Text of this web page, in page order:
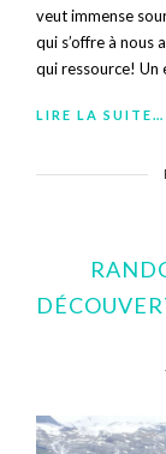
veut immense
qui s’offre à nous
qui ressource! Un
LIRE LA SUITE…